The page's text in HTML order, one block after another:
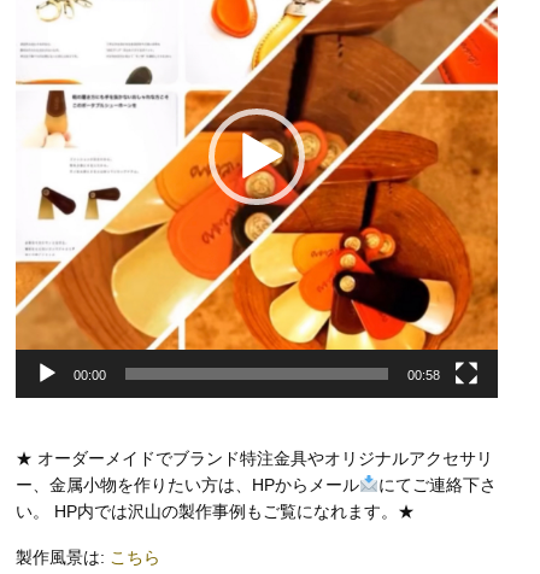
ヤ
ー
00:00 00:58
★ オーダーメイドでブランド特注金具やオリジナルアクセサリ
ー、金属小物を作りたい方は、HPからメール
にてご連絡下さ
い。 HP内では沢山の製作事例もご覧になれます。★
製作風景は: こちら